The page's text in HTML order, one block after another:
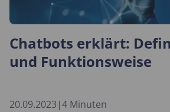
Chatbots erklärt:
und Funktionsweise
20.09.2023 |4 Minuten